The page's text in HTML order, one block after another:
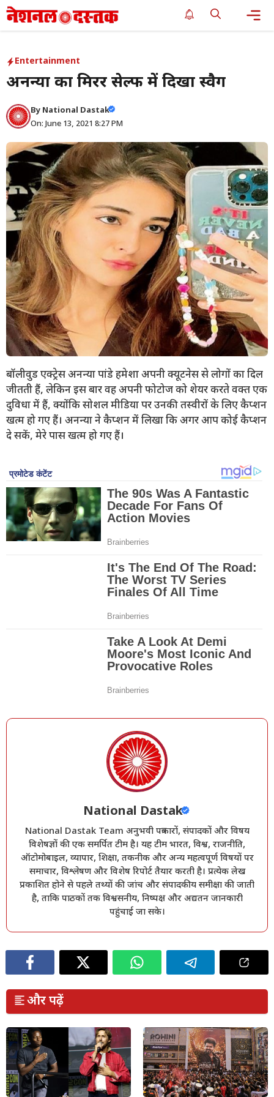
Skip
to
Entertainment
अनन्या का मिरर सेल्फी में दिखा स्वैग
By National Dastak
On: June 13, 2021 8:27 PM
बॉलीवुड एक्ट्रेस अनन्या पांडे हमेशा अपनी क्यूटनेस से लोगों का दिल
जीतती हैं, लेकिन इस बार वह अपनी फोटोज को शेयर करते वक्त एक
दुविधा में हैं, क्योंकि सोशल मीडिया पर उनकी तस्वीरों के लिए कैप्शन
खत्म हो गए हैं। अनन्या ने कैप्शन में लिखा कि अगर आप कोई कैप्शन
दे सकें, मेरे पास खत्म हो गए हैं।
National Dastak
National Dastak Team अनुभवी पत्रकारों, संपादकों और विषय
विशेषज्ञों की एक समर्पित टीम है। यह टीम भारत, विश्व, राजनीति,
ऑटोमोबाइल, व्यापार, शिक्षा, तकनीक और अन्य महत्वपूर्ण विषयों पर
समाचार, विश्लेषण और विशेष रिपोर्ट तैयार करती है। प्रत्येक लेख
प्रकाशित होने से पहले तथ्यों की जांच और संपादकीय समीक्षा की जाती
है, ताकि पाठकों तक विश्वसनीय, निष्पक्ष और अद्यतन जानकारी
पहुंचाई जा सके।
और पढ़ें